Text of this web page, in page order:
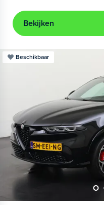
Bekijken
Beschikbaar